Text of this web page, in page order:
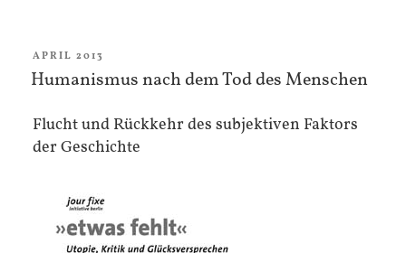
VERÖFFENTLICHT
AM
APRIL 2013
Humanismus nach dem Tod des Menschen
Flucht und Rückkehr des subjektiven Faktors
der Geschichte